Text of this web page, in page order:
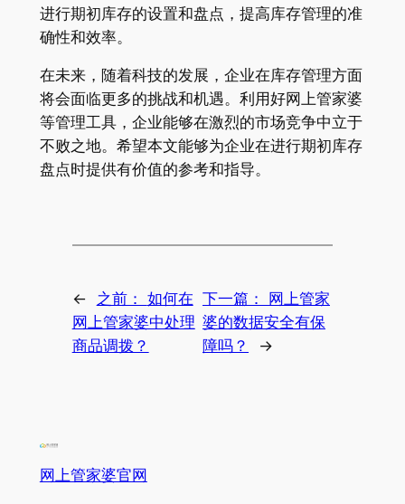
进行期初库存的设置和盘点，提高库存管理的准
确性和效率。
在未来，随着科技的发展，企业在库存管理方面
将会面临更多的挑战和机遇。利用好网上管家婆
等管理工具，企业能够在激烈的市场竞争中立于
不败之地。希望本文能够为企业在进行期初库存
盘点时提供有价值的参考和指导。
← 之前： 如何在
网上管家婆中处理
商品调拨？
下一篇：
网上管家
婆的数据安全有保
障吗？
→
网上管家婆官网